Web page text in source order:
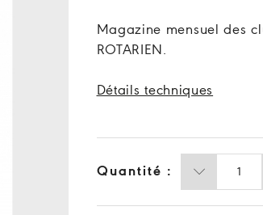
Magazine mensuel des
ROTARIEN.
Détails techniques
Quantité :